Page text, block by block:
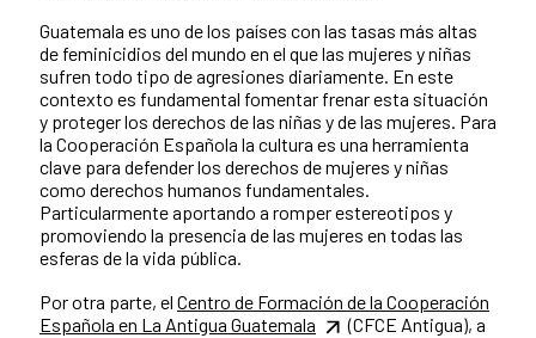
Guatemala es uno de los países con las tasas más altas
de feminicidios del mundo en el que las mujeres y niñas
sufren todo tipo de agresiones diariamente. En este
contexto es fundamental fomentar frenar esta situación
y proteger los derechos de las niñas y de las mujeres. Para
la Cooperación Española la cultura es una herramienta
clave para defender los derechos de mujeres y niñas
como derechos humanos fundamentales.
Particularmente aportando a romper estereotipos y
promoviendo la presencia de las mujeres en todas las
esferas de la vida pública.
Por otra parte, el Centro de Formación de la Cooperación
Española en La Antigua Guatemala
(CFCE Antigua), a